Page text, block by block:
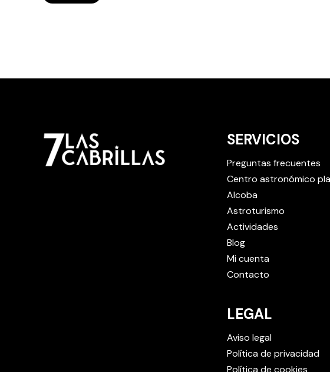
SERVICIOS
Preguntas frecuentes
Centro astronómico
Alcoba
Astroturismo
Actividades
Blog
Mi cuenta
Contacto
LEGAL
Aviso legal
Política de privacidad
Política de cookies